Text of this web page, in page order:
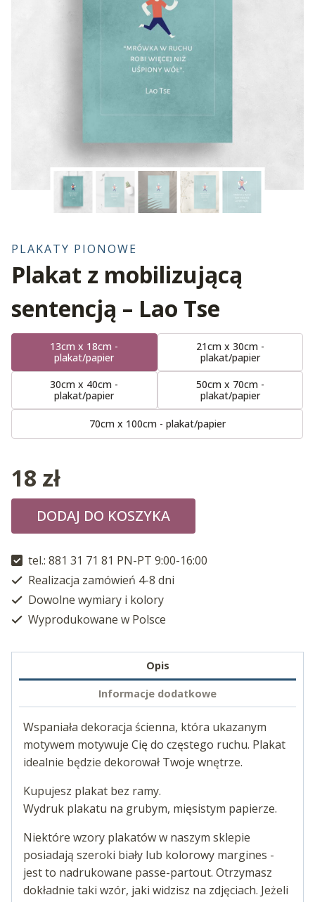
PLAKATY PIONOWE
Plakat z mobilizującą
sentencją – Lao Tse
13cm x 18cm -
plakat/papier
21cm x 30cm -
plakat/papier
30cm x 40cm -
plakat/papier
50cm x 70cm -
plakat/papier
70cm x 100cm - plakat/papier
18 zł
DODAJ DO KOSZYKA
tel.: 881 31 71 81 PN-PT 9:00-16:00
Realizacja zamówień 4-8 dni
Dowolne wymiary i kolory
Wyprodukowane w Polsce
Opis
Informacje dodatkowe
Wspaniała dekoracja ścienna, która ukazanym
motywem motywuje Cię do częstego ruchu. Plakat
idealnie będzie dekorował Twoje wnętrze.
Kupujesz plakat bez ramy.
Wydruk plakatu na grubym, mięsistym papierze.
Niektóre wzory plakatów w naszym sklepie
posiadają szeroki biały lub kolorowy margines -
jest to nadrukowane passe-partout. Otrzymasz
dokładnie taki wzór, jaki widzisz na zdjęciach. Jeżeli